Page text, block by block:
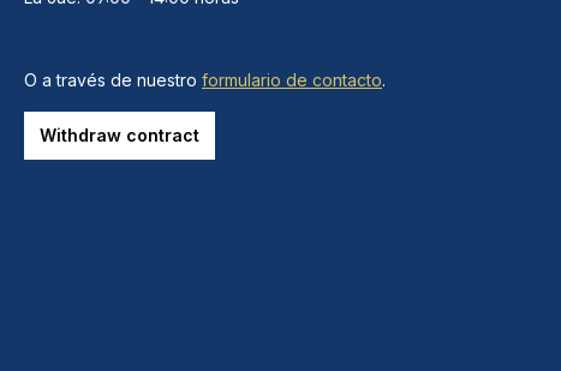
O a través de nuestro formulario de contacto.
Withdraw contract